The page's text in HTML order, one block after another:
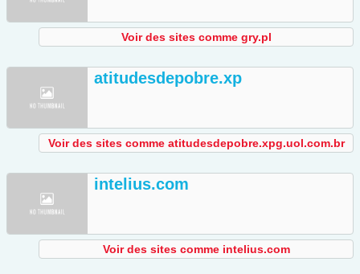
Voir des sites comme gry.pl
atitudesdepobre.xp
Voir des sites comme atitudesdepobre.xpg.uol.com.br
intelius.com
Voir des sites comme intelius.com